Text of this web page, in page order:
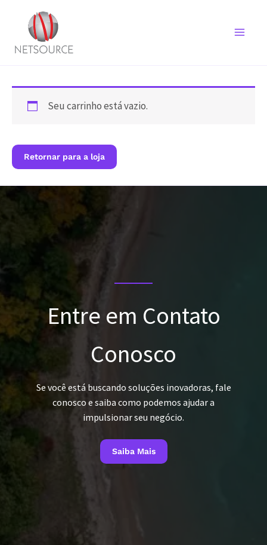
conteúdo
Seu carrinho está vazio.
Retornar para a loja
Entre em Contato
Conosco
Se você está buscando soluções inovadoras, fale
conosco e saiba como podemos ajudar a
impulsionar seu negócio.
Saiba Mais